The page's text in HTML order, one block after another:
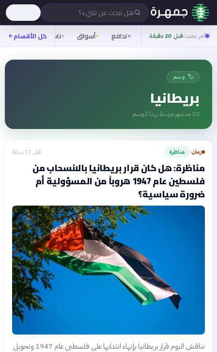
هل تبحث عن شيء؟
آخر تحديثقبل 20 دقيقة تدافع أسواق ناس روح
كل الأقسام
🏷️ وسم
بريطانيا
20 منشور مرتبط بهذا الوسم
زمان› مناظرة قبل 17 ساعة
مناظرة: هل كان قرار بريطانيا بالانسحاب من
فلسطين عام 1947 هروباً من المسؤولية أم
ضرورة سياسية؟
نناقش اليوم قرار بريطانيا بإنهاء انتدابها على فلسطين عام 1947 وتحويل